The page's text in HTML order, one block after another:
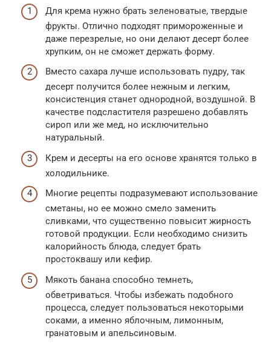
Для крема нужно брать зеленоватые, твердые
фрукты. Отлично подходят примороженные и
даже перезрелые, но они делают десерт более
хрупким, он не сможет держать форму.
Вместо сахара лучше использовать пудру, так
десерт получится более нежным и легким,
консистенция станет однородной, воздушной. В
качестве подсластителя разрешено добавлять
сироп или же мед, но исключительно
натуральный.
Крем и десерты на его основе хранятся только в
холодильнике.
Многие рецепты подразумевают использование
сметаны, но ее можно смело заменить
сливками, что существенно повысит жирность
готовой продукции. Если необходимо снизить
калорийность блюда, следует брать
простоквашу или кефир.
Мякоть банана способно темнеть,
обветриваться. Чтобы избежать подобного
процесса, следует пользоваться некоторыми
соками, а именно яблочным, лимонным,
гранатовым и апельсиновым.